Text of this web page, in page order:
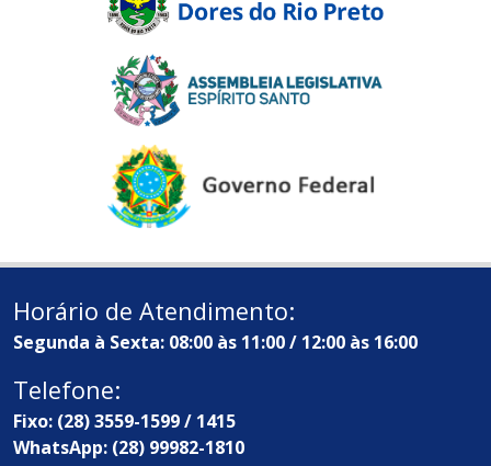
Horário de Atendimento:
Segunda à Sexta: 08:00 às 11:00 / 12:00 às 16:00
Telefone:
Fixo: (28) 3559-1599 / 1415
WhatsApp: (28) 99982-1810